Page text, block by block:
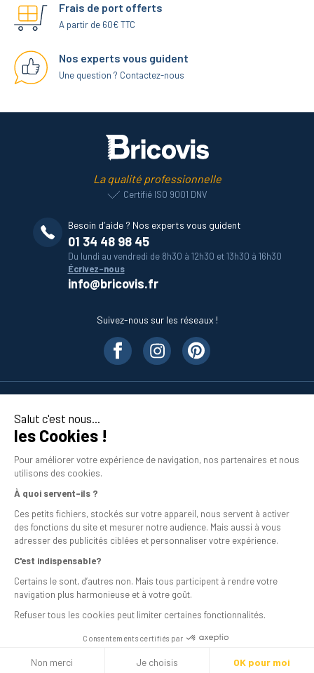
Salut c'est nous...
les Cookies !
Pour améliorer votre expérience de navigation, nos partenaires et nous
utilisons des cookies.
À quoi servent-ils ?
Ces petits fichiers, stockés sur votre appareil, nous servent à activer
des fonctions du site et mesurer notre audience. Mais aussi à vous
adresser des publicités ciblées et personnaliser votre expérience.
C'est indispensable?
Certains le sont, d’autres non. Mais tous participent à rendre votre
navigation plus harmonieuse et à votre goût.
Refuser tous les cookies peut limiter certaines fonctionnalités.
Consentements certifiés par
Non merci Je choisis OK pour moi
Frais de port offerts
A partir de 60€ TTC
Nos experts vous guident
Une question ? Contactez-nous
La qualité professionnelle
Certifié ISO 9001 DNV
Besoin d’aide ? Nos experts vous guident
01 34 48 98 45
Du lundi au vendredi de 8h30 à 12h30 et 13h30 à 16h30
Écrivez-nous
info@bricovis.fr
Suivez-nous sur les réseaux !
En savoir plus
Mentions légales
Conditions générales de vente